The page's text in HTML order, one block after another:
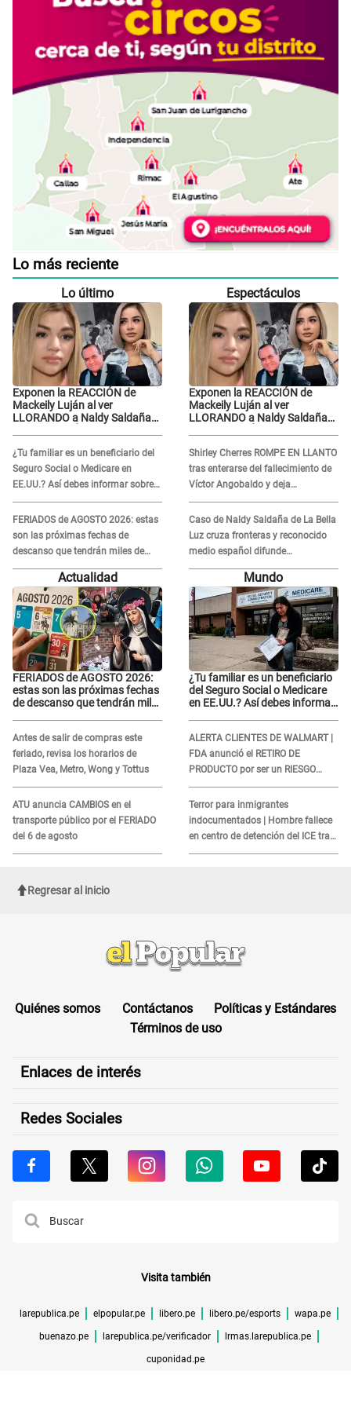
Lo más reciente
Lo último
Exponen la REACCIÓN de
Mackeily Luján al ver
LLORANDO a Naldy Saldaña
¿Tu familiar es un beneficiario del
Seguro Social o Medicare en
EE.UU.? Así debes informar sobre
su muerte para EVITAR COBROS
FERIADOS de AGOSTO 2026: estas
son las próximas fechas de
descanso que tendrán miles de
peruanos
Espectáculos
Exponen la REACCIÓN de
Mackeily Luján al ver
LLORANDO a Naldy Saldaña
Shirley Cherres ROMPE EN LLANTO
tras enterarse del fallecimiento de
Víctor Angobaldo y deja
DESGARRADOR mensaje: "Mi
corazón está roto..."
Caso de Naldy Saldaña de La Bella
Luz cruza fronteras y reconocido
medio español difunde
INDIGNANTE video: "Un hombre
semicalvo que le dobla la edad"
Actualidad
FERIADOS de AGOSTO 2026:
estas son las próximas fechas
de descanso que tendrán miles
Antes de salir de compras este
feriado, revisa los horarios de
Plaza Vea, Metro, Wong y Tottus
ATU anuncia CAMBIOS en el
transporte público por el FERIADO
del 6 de agosto
Mundo
¿Tu familiar es un beneficiario
del Seguro Social o Medicare
en EE.UU.? Así debes informar
ALERTA CLIENTES DE WALMART |
FDA anunció el RETIRO DE
PRODUCTO por ser un RIESGO
MORTAL para consumidores: ¿Cuál
es?
Terror para inmigrantes
indocumentados | Hombre fallece
en centro de detención del ICE tras
sufrir una "emergencia médica"
Regresar al inicio
Quiénes somos Contáctanos
Políticas y Estándares
Términos de uso
Enlaces de interés
Redes Sociales
Visita también
larepublica.pe elpopular.pe libero.pe libero.pe/esports wapa.pe
buenazo.pe larepublica.pe/verificador lrmas.larepublica.pe
cuponidad.pe